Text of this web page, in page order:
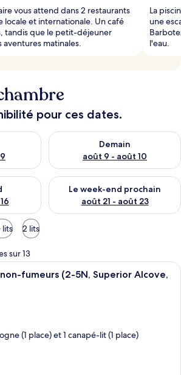
vous attend dans 2 restaurants
locale et internationale. Un café
tandis que le petit-déjeuner
matinales.
La
une
l'eau.
pour ces dates.
pour ce soir août 8 - août 9
Demain
août 9 - août 10
Vérifier la disponibilité pour
pour ce week-end août 14 - août 16
Le week-end prochain
août 21 - août 23
Vérifier la disponibilité pour
lits 2 lits
sur 13
Une chambre d’hôtel avec deux lits,
fumeurs (2-5N, Superior Alcove,
(1 place) et 1 canapé-lit (1 place)